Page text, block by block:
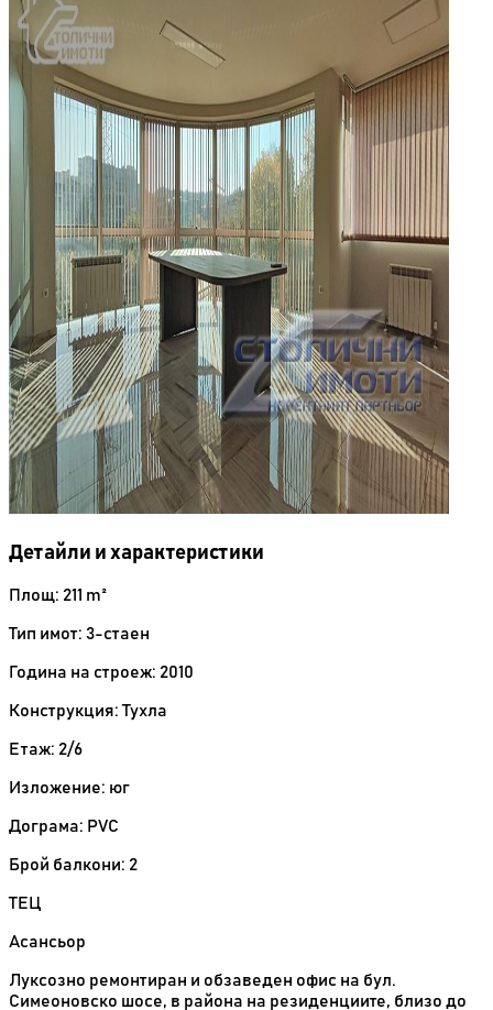
Детайли и характеристики
Площ: 211 m²
Тип имот: 3-стаен
Година на строеж: 2010
Конструкция: Тухла
Етаж: 2/6
Изложение: юг
Дограма: PVC
Брой балкони: 2
ТЕЦ
Асансьор
Луксозно ремонтиран и обзаведен офис на бул.
Симеоновско шосе, в района на резиденциите, близо до